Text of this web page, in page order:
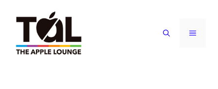
contenuto
MENU